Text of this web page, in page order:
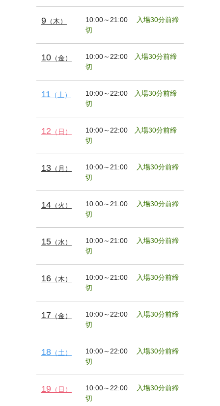
9 （木） 10:00～21:00 入場30分前締
切
10 （金） 10:00～22:00 入場30分前締
切
11 （土） 10:00～22:00 入場30分前締
切
12 （日） 10:00～22:00 入場30分前締
切
13 （月） 10:00～21:00 入場30分前締
切
14 （火） 10:00～21:00 入場30分前締
切
15 （水） 10:00～21:00 入場30分前締
切
16 （木） 10:00～21:00 入場30分前締
切
17 （金） 10:00～22:00 入場30分前締
切
18 （土） 10:00～22:00 入場30分前締
切
19 （日） 10:00～22:00 入場30分前締
切